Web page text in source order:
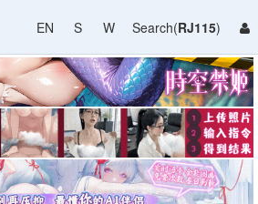
EN S W Search(RJ115)